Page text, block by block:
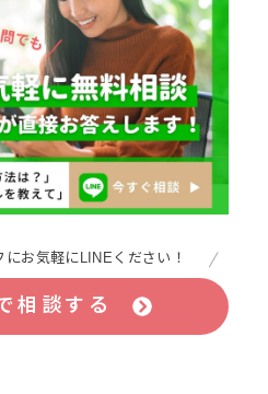
お気軽にLINEください！
相談する